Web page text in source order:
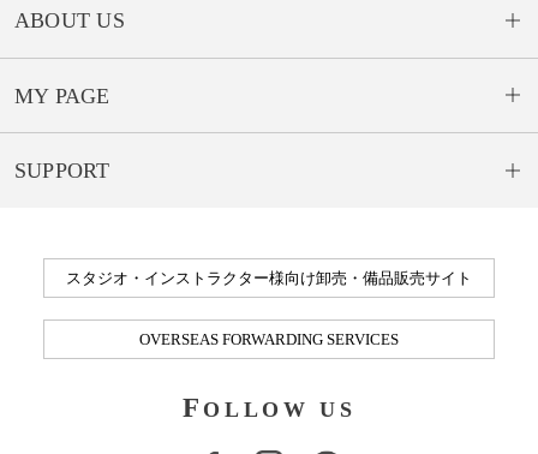
ABOUT US
MY PAGE
SUPPORT
スタジオ・インストラクター様向け卸売・備品販売サイト
OVERSEAS FORWARDING SERVICES
F OLLOW US